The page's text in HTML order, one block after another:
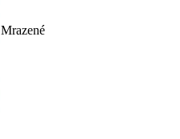
Mrazené